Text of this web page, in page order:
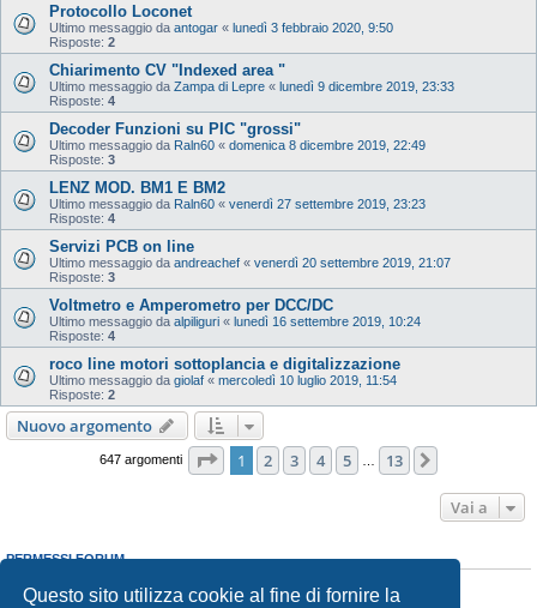
Questo sito utilizza cookie al fine di fornire la
Protocollo Loconet
Ultimo messaggio da antogar « lunedì 3 febbraio 2020, 9:50
Risposte: 2
Chiarimento CV "Indexed area "
Ultimo messaggio da Zampa di Lepre « lunedì 9 dicembre 2019, 23:33
Risposte: 4
Decoder Funzioni su PIC "grossi"
Ultimo messaggio da Raln60 « domenica 8 dicembre 2019, 22:49
Risposte: 3
LENZ MOD. BM1 E BM2
Ultimo messaggio da Raln60 « venerdì 27 settembre 2019, 23:23
Risposte: 4
Servizi PCB on line
Ultimo messaggio da andreachef « venerdì 20 settembre 2019, 21:07
Risposte: 3
Voltmetro e Amperometro per DCC/DC
Ultimo messaggio da alpiliguri « lunedì 16 settembre 2019, 10:24
Risposte: 4
roco line motori sottoplancia e digitalizzazione
Ultimo messaggio da giolaf « mercoledì 10 luglio 2019, 11:54
Risposte: 2
Nuovo argomento
647 argomenti Pagina di 13
1 2 3 4 5 13
Vai a
PERMESSI FORUM
Non puoirispondere negli argomenti